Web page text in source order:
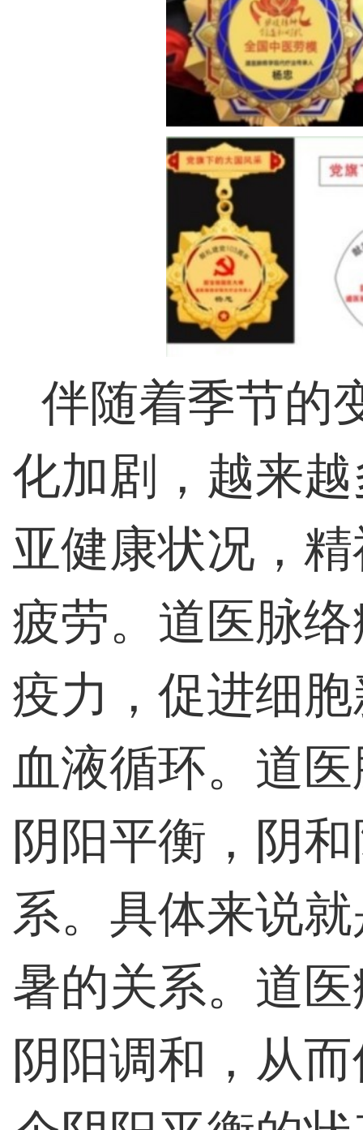
伴随着季节的
化加剧，越来
亚健康状况，
疲劳。道医脉
疫力，促进细
血液循环。道
阴阳平衡，阴
系。具体来说
暑的关系。道
阴阳调和，从